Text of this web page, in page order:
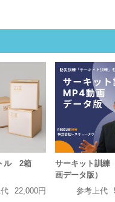
ル 2箱
22,000円
サーキット訓練
画データ版）
参考上代